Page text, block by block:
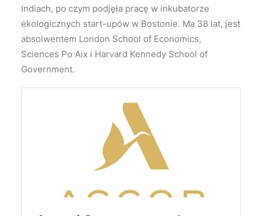
Indiach, po czym podjęła pracę w inkubatorze
ekologicznych start-upów w Bostonie. Ma 38 lat, jest
absolwentem London School of Economics,
Sciences Po Aix i Harvard Kennedy School of
Government.